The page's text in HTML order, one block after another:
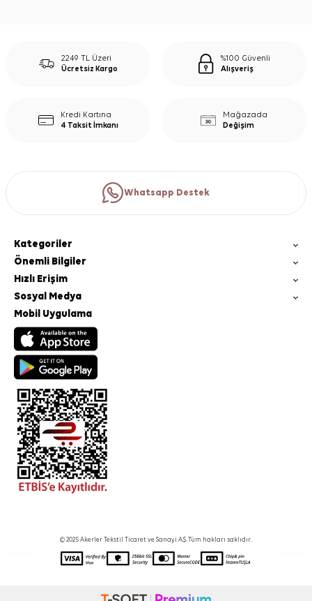
2249 TL Üzeri
Ücretsiz Kargo
%100 Güvenli
Alışveriş
Kredi Kartına
4 Taksit İmkanı
Mağazada
Değişim
Whatsapp Destek
Kategoriler
Önemli Bilgiler
Hızlı Erişim
Sosyal Medya
Mobil Uygulama
© 2025 Akerler Tekstil Ticaret ve Sanayi A.Ş. Tüm hakları saklıdır.